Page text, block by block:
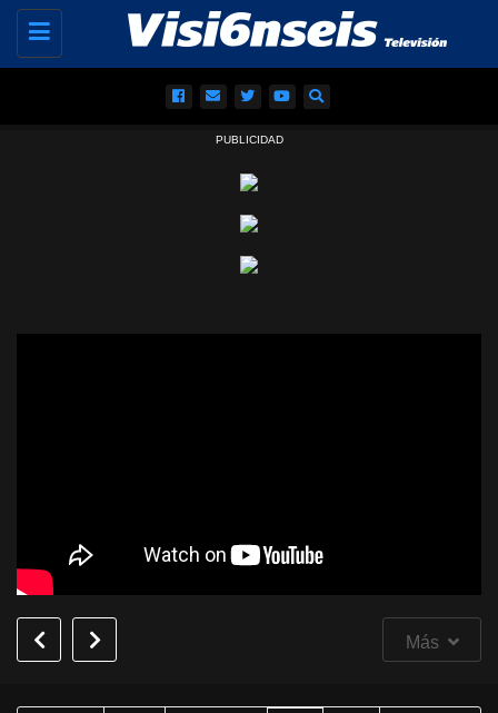
Toggle
navigation
PUBLICIDAD
Más